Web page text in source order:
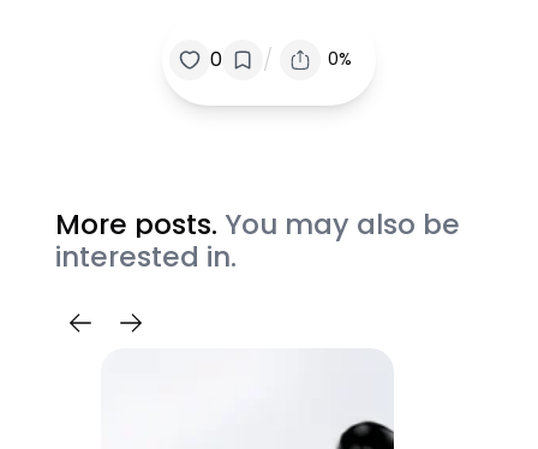
0 / 0%
More posts. You may also be
interested in.